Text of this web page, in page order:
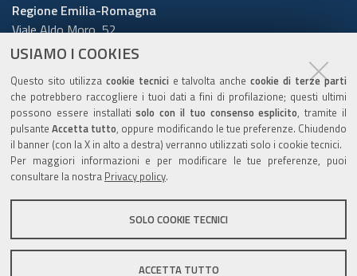
USIAMO I COOKIES
Questo sito utilizza cookie tecnici e talvolta anchecookie di terze parti
che potrebbero raccogliere i tuoi dati a fini di profilazione; questi ultimi
possono essere installatisolo con il tuo consenso esplicito, tramite il
pulsanteAccetta tutto, oppure modificando le tue preferenze. Chiudendo
il banner (con la X in alto a destra) verranno utilizzati solo i cookie tecnici.
Per maggiori informazioni e per modificare le tue preferenze, puoi
consultare la nostra Privacy policy.
SOLO COOKIE TECNICI
ACCETTA TUTTO
Regione Emilia-Romagna
Viale Aldo Moro, 52
40127 Bologna
Cerca telefoni o indirizzi
URP
www.regione.emilia-romagna.it/urp